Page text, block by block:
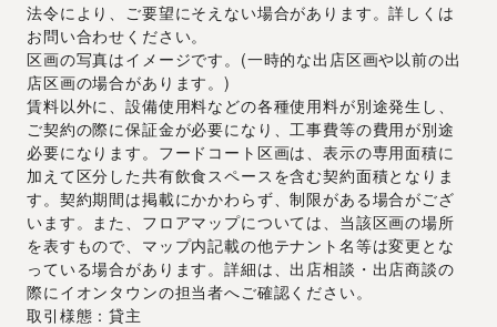
法令により、ご要望にそえない場合があります。詳しくは
お問い合わせください。
区画の写真はイメージです。(一時的な出店区画や以前の出
店区画の場合があります。)
賃料以外に、設備使用料などの各種使用料が別途発生し、
ご契約の際に保証金が必要になり、工事費等の費用が別途
必要になります。フードコート区画は、表示の専用面積に
加えて区分した共有飲食スペースを含む契約面積となりま
す。契約期間は掲載にかかわらず、制限がある場合がござ
います。また、フロアマップについては、当該区画の場所
を表すもので、マップ内記載の他テナント名等は変更とな
っている場合があります。詳細は、出店相談・出店商談の
際にイオンタウンの担当者へご確認ください。
取引様態：貸主